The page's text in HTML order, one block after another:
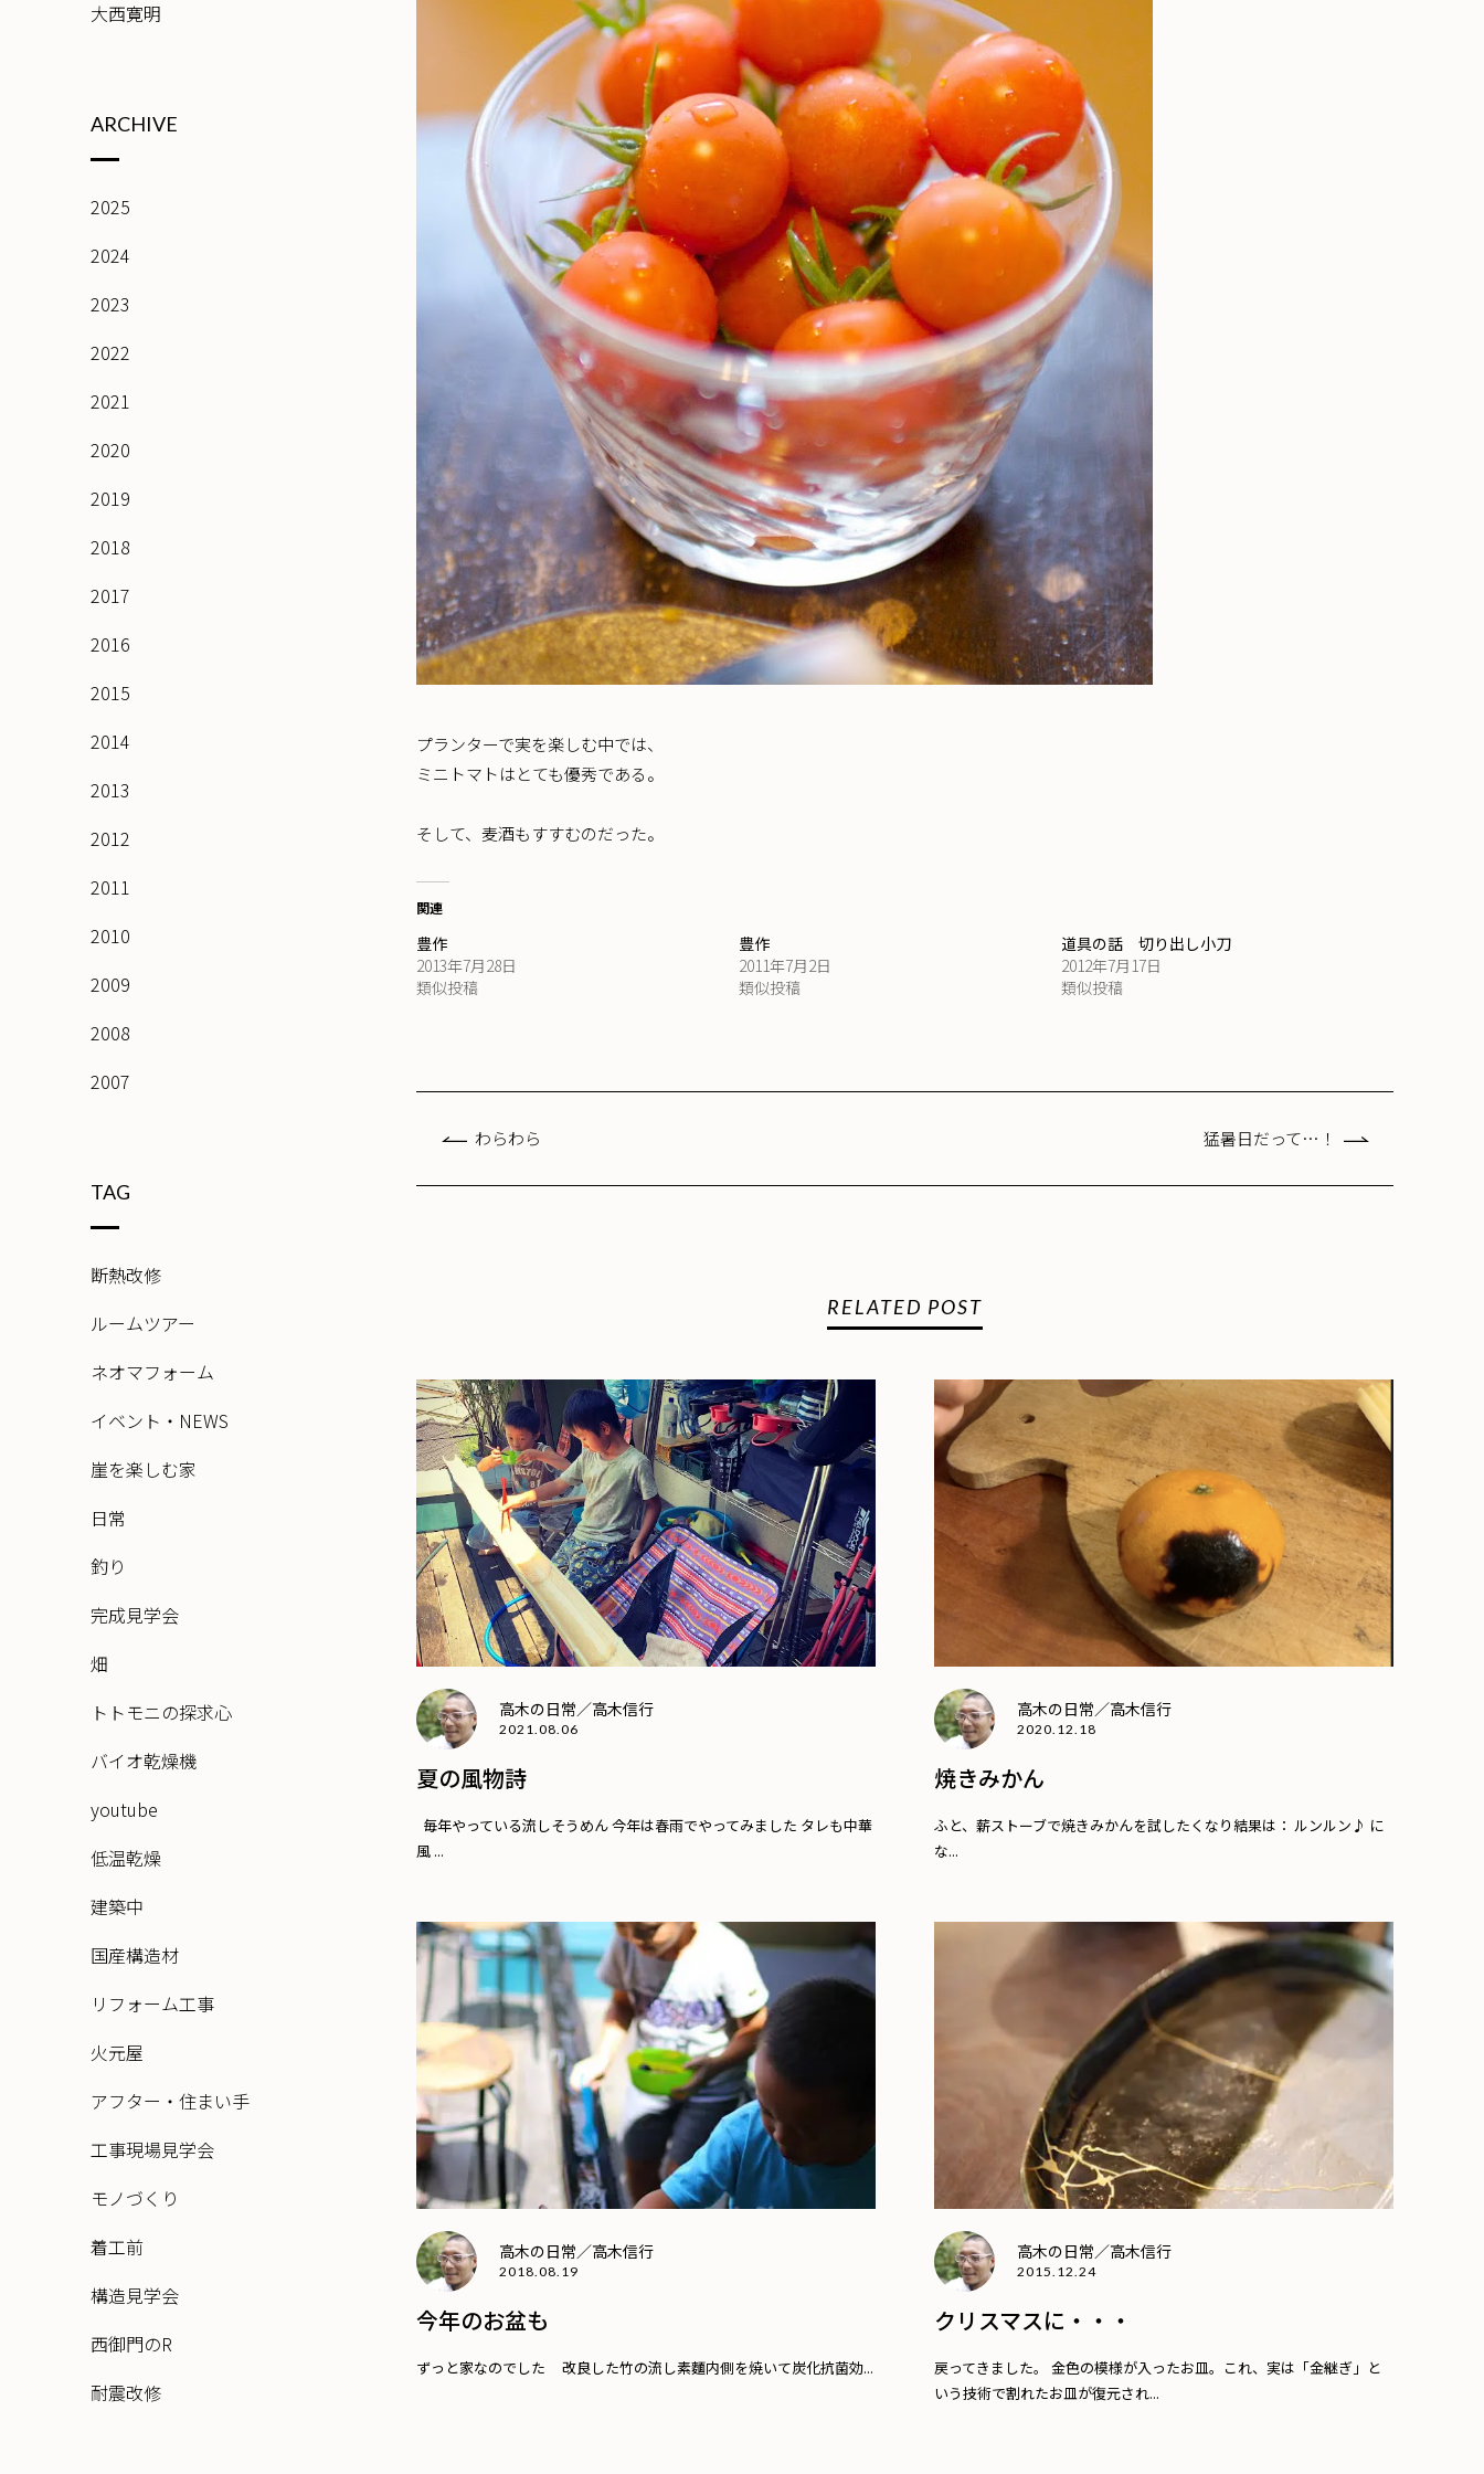
プランターで実を楽しむ中では、
ミニトマトはとても優秀である。
そして、麦酒もすすむのだった。
関連
豊作
2013年7月28日
類似投稿
豊作
2011年7月2日
類似投稿
道具の話 切り出し小刀
2012年7月17日
類似投稿
わらわら 猛暑日だって…！
RELATED POST
高木の日常／高木信行
2021.08.06
夏の風物詩
毎年やっている流しそうめん 今年は春雨でやってみました タレも中華
風 ...
高木の日常／高木信行
2020.12.18
焼きみかん
ふと、薪ストーブで焼きみかんを試したくなり結果は： ルンルン♪ に
な...
高木の日常／高木信行
2018.08.19
今年のお盆も
ずっと家なのでした 改良した竹の流し素麵内側を焼いて炭化抗菌効...
高木の日常／高木信行
2015.12.24
クリスマスに・・・
戻ってきました。 金色の模様が入ったお皿。これ、実は「金継ぎ」と
いう技術で割れたお皿が復元され...
大西寛明
ARCHIVE
2025
2024
2023
2022
2021
2020
2019
2018
2017
2016
2015
2014
2013
2012
2011
2010
2009
2008
2007
TAG
断熱改修
ルームツアー
ネオマフォーム
イベント・NEWS
崖を楽しむ家
日常
釣り
完成見学会
畑
トトモニの探求心
バイオ乾燥機
youtube
低温乾燥
建築中
国産構造材
リフォーム工事
火元屋
アフター・住まい手
工事現場見学会
モノづくり
着工前
構造見学会
西御門のR
耐震改修